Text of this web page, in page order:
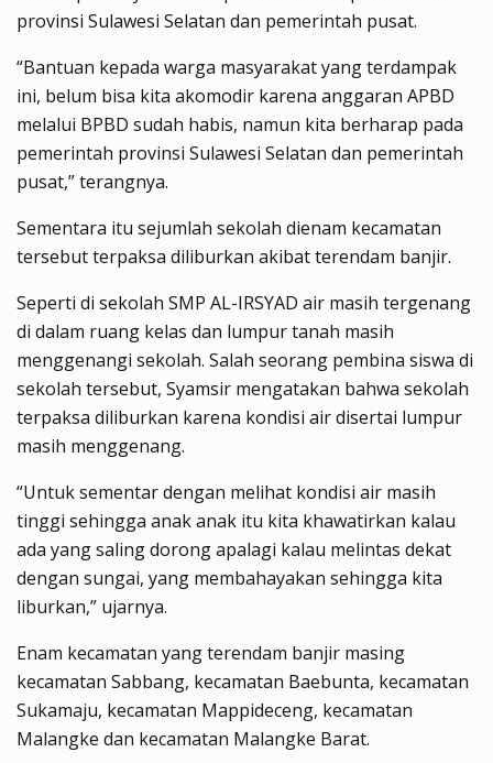
provinsi Sulawesi Selatan dan pemerintah pusat.
“Bantuan kepada warga masyarakat yang terdampak
ini, belum bisa kita akomodir karena anggaran APBD
melalui BPBD sudah habis, namun kita berharap pada
pemerintah provinsi Sulawesi Selatan dan pemerintah
pusat,” terangnya.
Sementara itu sejumlah sekolah dienam kecamatan
tersebut terpaksa diliburkan akibat terendam banjir.
Seperti di sekolah SMP AL-IRSYAD air masih tergenang
di dalam ruang kelas dan lumpur tanah masih
menggenangi sekolah. Salah seorang pembina siswa di
sekolah tersebut, Syamsir mengatakan bahwa sekolah
terpaksa diliburkan karena kondisi air disertai lumpur
masih menggenang.
“Untuk sementar dengan melihat kondisi air masih
tinggi sehingga anak anak itu kita khawatirkan kalau
ada yang saling dorong apalagi kalau melintas dekat
dengan sungai, yang membahayakan sehingga kita
liburkan,” ujarnya.
Enam kecamatan yang terendam banjir masing
kecamatan Sabbang, kecamatan Baebunta, kecamatan
Sukamaju, kecamatan Mappideceng, kecamatan
Malangke dan kecamatan Malangke Barat.